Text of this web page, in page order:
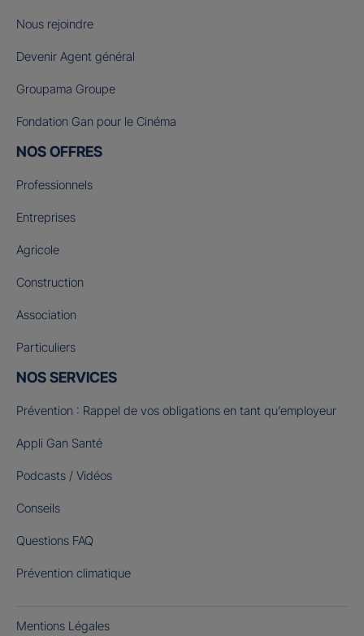
Nous rejoindre
Devenir Agent général
Groupama Groupe
Fondation Gan pour le Cinéma
NOS OFFRES
Professionnels
Entreprises
Agricole
Construction
Association
Particuliers
NOS SERVICES
Prévention : Rappel de vos obligations en tant qu’employeur
Appli Gan Santé
Podcasts / Vidéos
Conseils
Questions FAQ
Prévention climatique
Mentions Légales